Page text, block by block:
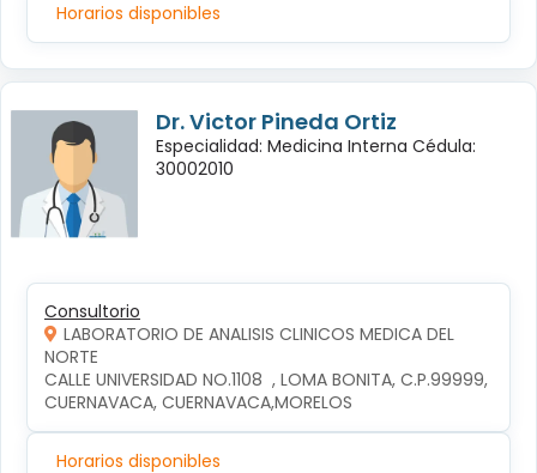
Horarios disponibles
Dr. Victor Pineda Ortiz
Especialidad: Medicina Interna Cédula:
30002010
Consultorio
LABORATORIO DE ANALISIS CLINICOS MEDICA DEL
NORTE
CALLE UNIVERSIDAD NO.1108  , LOMA BONITA, C.P.99999,
CUERNAVACA, CUERNAVACA,MORELOS
Horarios disponibles